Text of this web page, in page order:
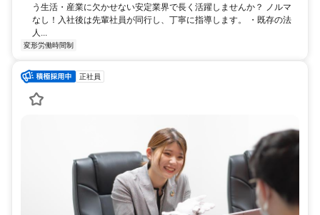
う生活・産業に欠かせない安定業界で長く活躍しませんか？ ノルマ
なし！入社後は先輩社員が同行し、丁寧に指導します。 ・既存の法
人...
変形労働時間制
正社員